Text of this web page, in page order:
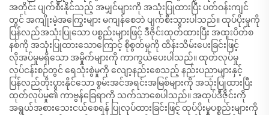
အတိုင်း ပျက်စီးနိုင်သည့် အမျှင်များကို အသုံးပြုထားပြီး ပတ်ဝန်းကျင်
တွင် အကျိုးမဲ့အကြွေးများ မကျန်စေဘဲ ပျက်စီးသွားပါသည်။ ထုပ်ပိုးမှုကို
ပြန်လည်အသုံးပြုသော ပစ္စည်းများဖြင့် ဒီဇိုင်းထုတ်ထားပြီး အထူးပိတ်စ
နစ်ကို အသုံးပြုထားသောကြောင့် စိုစွတ်မှုကို ထိန်းသိမ်းပေးခြင်းဖြင့်
လိုအပ်မှုမရှိသော အမှိုက်များကို ကာကွယ်ပေးပါသည်။ ထုတ်လုပ်မှု
လုပ်ငန်းစဉ်တွင် ရေသုံးစွဲမှုကို လျော့နည်းစေသည့် နည်းပညာများနှင့်
ပြန်လည်တိုးပွားနိုင်သော စွမ်းအင်အရင်းအမြစ်များကို အသုံးပြုထားပြီး
ထုတ်လုပ်မှု၏ ကာဗွန်ခြေရာကို သက်သာစေပါသည်။ အထုပ်ဒီဇိုင်းကို
အရွယ်အစားသေးငယ်စေရန် ပြုလုပ်ထားခြင်းဖြင့် ထုပ်ပိုးမှုပစ္စည်းများကို